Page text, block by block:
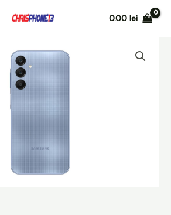
0.00lei
Prețul
inițial
1299.00 lei.
Prețul